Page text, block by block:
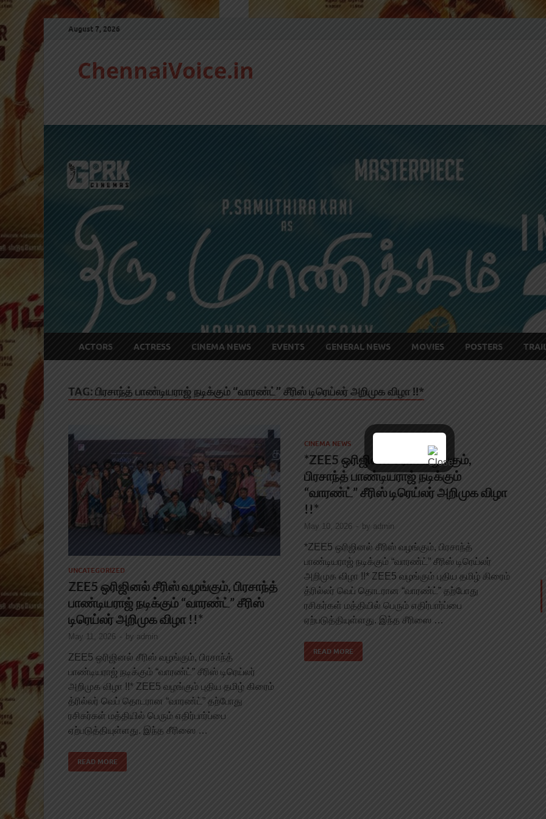
August 7, 2026
ChennaiVoice.in
ACTORS ACTRESS CINEMA NEWS EVENTS GENERAL NEWS MOVIES POSTERS
TAG:பிரசாந்த் பாண்டியராஜ் நடிக்கும் “வாரண்ட்” சீரிஸ் டிரெய்லர் அறிமுக விழா !!*
UNCATEGORIZED
ZEE5 ஒரிஜினல் சீரிஸ் வழங்கும், பிரசாந்த்
பாண்டியராஜ் நடிக்கும் “வாரண்ட்” சீரிஸ்
டிரெய்லர் அறிமுக விழா !!*
May 11, 2026 - by admin
ZEE5 ஒரிஜினல் சீரிஸ் வழங்கும், பிரசாந்த்
பாண்டியராஜ் நடிக்கும் “வாரண்ட்” சீரிஸ் டிரெய்லர்
அறிமுக விழா !!* ZEE5 வழங்கும் புதிய தமிழ் கிரைம்
த்ரில்லர் வெப் தொடரான “வாரண்ட்” தற்போது
ரசிகர்கள் மத்தியில் பெரும் எதிர்பார்ப்பை
ஏற்படுத்தியுள்ளது. இந்த சீரிஸை …
READ MORE
CINEMA NEWS
*ZEE5 ஒரிஜினல் சீரிஸ் வழங்கும்,
பிரசாந்த் பாண்டியராஜ் நடிக்கும்
“வாரண்ட்” சீரிஸ் டிரெய்லர் அறிமுக விழா
!!*
May 10, 2026 - by admin
*ZEE5 ஒரிஜினல் சீரிஸ் வழங்கும், பிரசாந்த்
பாண்டியராஜ் நடிக்கும் “வாரண்ட்” சீரிஸ் டிரெய்லர்
அறிமுக விழா !!* ZEE5 வழங்கும் புதிய தமிழ் கிரைம்
த்ரில்லர் வெப் தொடரான “வாரண்ட்” தற்போது
ரசிகர்கள் மத்தியில் பெரும் எதிர்பார்ப்பை
ஏற்படுத்தியுள்ளது. இந்த சீரிஸை …
READ MORE